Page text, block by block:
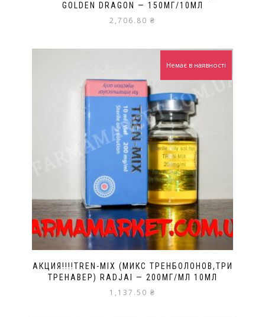
GOLDEN DRAGON — 150МГ/10МЛ
2,706.80 ₴
АКЦИЯ!!!!TREN-MIX (МИКС ТРЕНБОЛОНОВ,ТРИ
ТРЕНАВЕР) RADJAI — 200МГ/МЛ 10МЛ
1,137.50 ₴
Немає в наявності